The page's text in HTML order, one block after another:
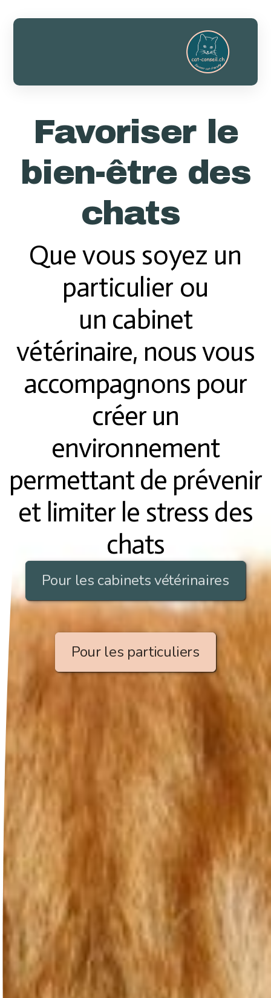
Favoriser le
bien-être des
chats
Que vous soyez un
particulier ou
un cabinet
vétérinaire, nous vous
accompagnons pour
créer un
environnement
permettant de prévenir
et limiter le stress des
chats
Pour les cabinets vétérinaires
Pour les particuliers